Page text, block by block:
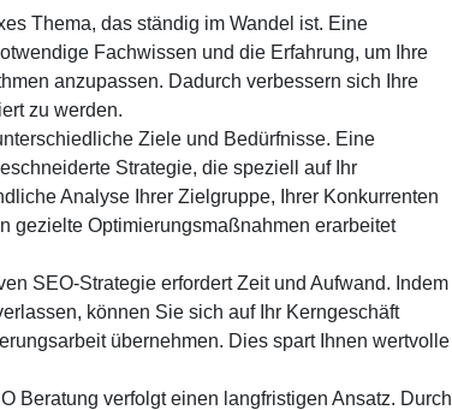
Thema, das ständig im Wandel ist. Eine
Fachwissen und die Erfahrung, um Ihre
anzupassen. Dadurch verbessern sich Ihre
zu werden.
Ziele und Bedürfnisse. Eine
Strategie, die speziell auf Ihr
Analyse Ihrer Zielgruppe, Ihrer Konkurrenten
gezielte Optimierungsmaßnahmen erarbeitet
SEO-Strategie erfordert Zeit und Aufwand. Indem
können Sie sich auf Ihr Kerngeschäft
übernehmen. Dies spart Ihnen wertvolle
Beratung verfolgt einen langfristigen Ansatz. Durch